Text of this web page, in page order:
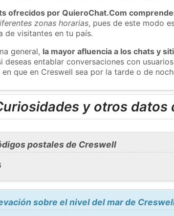
ofrecidos por QuieroChat.Com
zonas horarias, pues de este modo
de visitantes en tu país.
general, la mayor afluencia a los chats y
deseas entablar conversaciones con
en que en Creswell sea por la tarde o de
y otros datos
postales de Creswell
sobre el nivel del mar de